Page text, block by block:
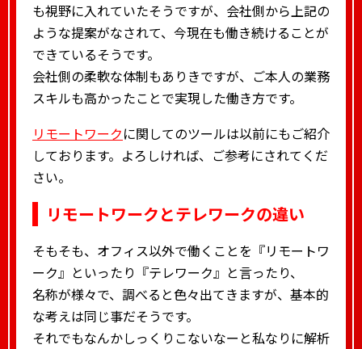
も視野に入れていたそうですが、会社側から上記の
ような提案がなされて、今現在も働き続けることが
できているそうです。
会社側の柔軟な体制もありきですが、ご本人の業務
スキルも高かったことで実現した働き方です。
リモートワークに関してのツールは以前にもご紹介
しております。よろしければ、ご参考にされてくだ
さい。
リモートワークとテレワークの違い
そもそも、オフィス以外で働くことを『リモートワ
ーク』といったり『テレワーク』と言ったり、
名称が様々で、調べると色々出てきますが、基本的
な考えは同じ事だそうです。
それでもなんかしっくりこないなーと私なりに解析